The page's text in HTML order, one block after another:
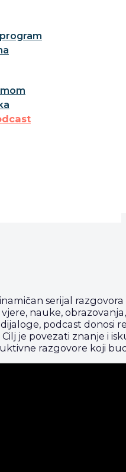
serijal
nauke,
podcast donosi
je povezati znanje i
razgovore koji